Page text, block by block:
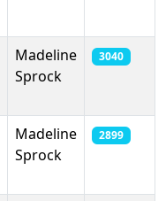
Madeline
Sprock
3040
Madeline
Sprock
2899